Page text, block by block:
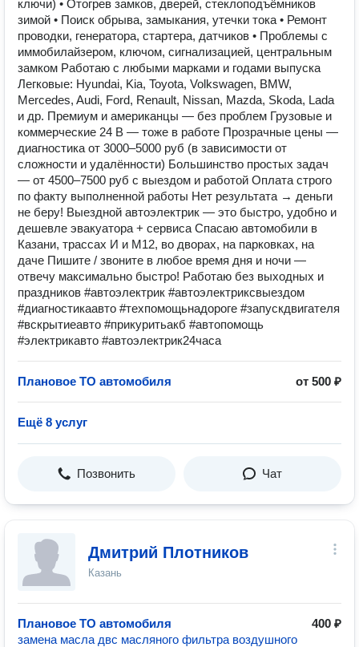
ключи) • Отогрев замков, дверей, стеклоподъёмников
зимой • Поиск обрыва, замыкания, утечки тока • Ремонт
проводки, генератора, стартера, датчиков • Проблемы с
иммобилайзером, ключом, сигнализацией, центральным
замком Работаю с любыми марками и годами выпуска
Легковые: Hyundai, Kia, Toyota, Volkswagen, BMW,
Mercedes, Audi, Ford, Renault, Nissan, Mazda, Skoda, Lada
и др. Премиум и американцы — без проблем Грузовые и
коммерческие 24 В — тоже в работе Прозрачные цены —
диагностика от 3000–5000 руб (в зависимости от
сложности и удалённости) Большинство простых задач
— от 4500–7500 руб с выездом и работой Оплата строго
по факту выполненной работы Нет результата → деньги
не беру! Выездной автоэлектрик — это быстро, удобно и
дешевле эвакуатора + сервиса Спасаю автомобили в
Казани, трассах И и М12, во дворах, на парковках, на
даче Пишите / звоните в любое время дня и ночи —
отвечу максимально быстро! Работаю без выходных и
праздников #автоэлектрик #автоэлектриксвыездом
#диагностикаавто #техпомощьнадороге #запускдвигателя
#вскрытиеавто #прикуритьакб #автопомощь
#электрикавто #автоэлектрик24часа
Плановое ТО автомобиля от 500 ₽
Ещё 8 услуг
Позвонить Чат
Дмитрий Плотников
Казань
Плановое ТО автомобиля
400 ₽
замена масла двс масляного фильтра воздушного